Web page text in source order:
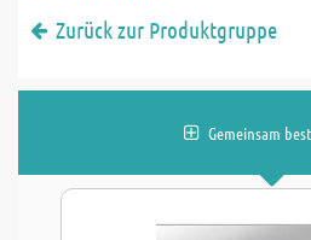
Zurück zur Produktgruppe
Gemeinsam